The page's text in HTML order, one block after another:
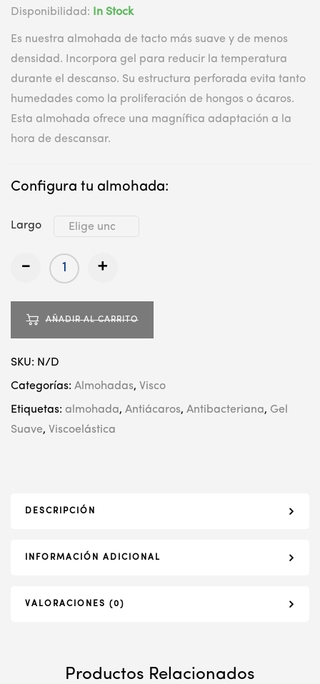
Disponibilidad: In Stock
Es nuestra almohada de tacto más suave y de menos
densidad. Incorpora gel para reducir la temperatura
durante el descanso. Su estructura perforada evita tanto
humedades como la proliferación de hongos o ácaros.
Esta almohada ofrece una magnífica adaptación a la
hora de descansar.
Configura tu almohada:
Largo
- +
AÑADIR AL CARRITO
SKU: N/D
Categorías: Almohadas, Visco
Etiquetas: almohada, Antiácaros, Antibacteriana, Gel
Suave, Viscoelástica
DESCRIPCIÓN
INFORMACIÓN ADICIONAL
VALORACIONES (0)
Productos Relacionados